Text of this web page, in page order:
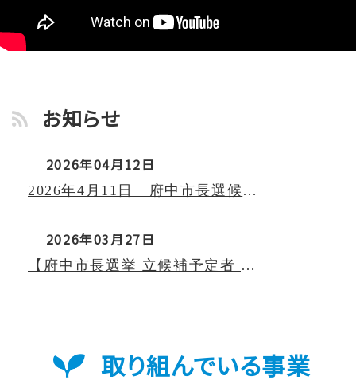
お知らせ
2026年4月11日 府中市長選候補予定者 公開討論会（全編公開）
/ 2026年04月12日
【府中市長選挙 立候補予定者 公開討論会～来たれ！18歳以上の有権者たち～】
/ 2026年03月27日
取り組んでいる事業